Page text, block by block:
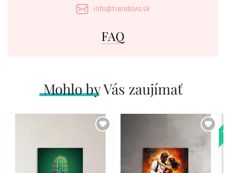
info@trendova.sk
FAQ
Mohlo by Vás zaujímať